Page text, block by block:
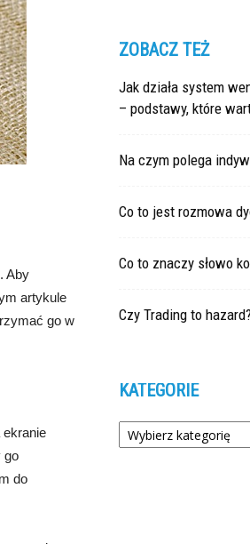
Aby
artykule
go w
go
do
ZOBACZ TEŻ
Jak działa system
– podstawy, które
Na czym polega
Co to jest rozmowa
Co to znaczy słowo
Czy Trading to hazard?
KATEGORIE
Kategorie